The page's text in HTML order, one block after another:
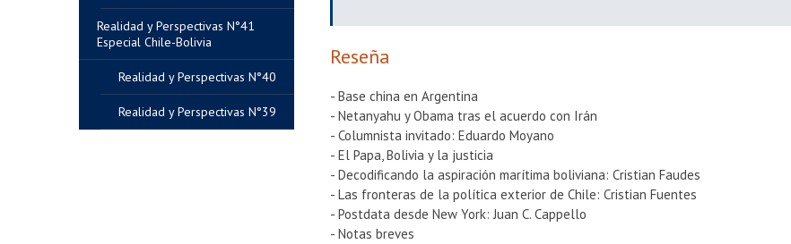
Realidad y Perspectivas N°39
Realidad y Perspectivas N°40
Realidad y Perspectivas N°41
Especial Chile-Bolivia
Reseña
- Base china en Argentina
- Netanyahu y Obama tras el acuerdo con Irán
- Columnista invitado: Eduardo Moyano
- El Papa, Bolivia y la justicia
- Decodificando la aspiración marítima boliviana: Cristian Faudes
- Las fronteras de la política exterior de Chile: Cristian Fuentes
- Postdata desde New York: Juan C. Cappello
- Notas breves